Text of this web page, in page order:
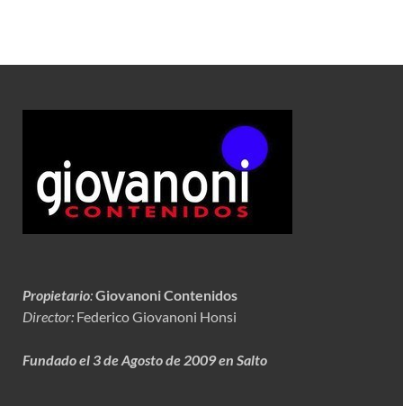
Propietario:Giovanoni Contenidos
Director: Federico Giovanoni Honsi
Fundado el 3 de Agosto de 2009 en Salto